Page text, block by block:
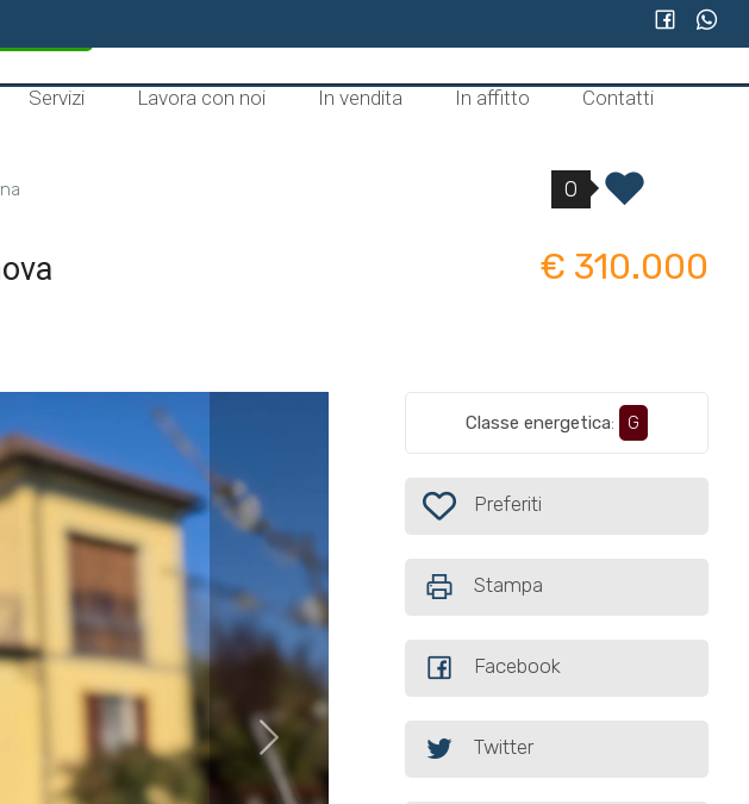
Servizi Lavora con noi In vendita In affitto Contatti
0
€ 310.000
Classe energetica: G
Preferiti: Cod. 603
Preferiti
Stampa
Facebook
Twitter